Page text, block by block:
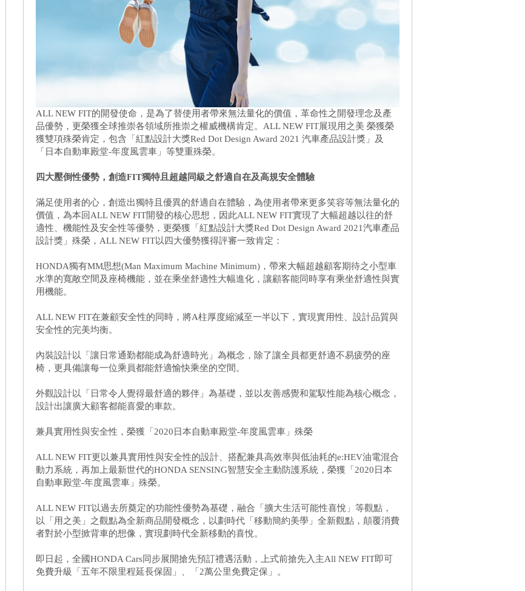
ALL NEW FIT的開發使命，是為了替使用者帶來無法量化的價值，革命性之開發理念及產
品優勢，更榮獲全球推崇各領域所推崇之權威機構肯定。ALL NEW FIT展現用之美 榮獲榮
獲雙項殊榮肯定，包含「紅點設計大獎Red Dot Design Award 2021 汽車產品設計獎」及
「日本自動車殿堂-年度風雲車」等雙重殊榮。
四大壓倒性優勢，創造FIT獨特且超越同級之舒適自在及高規安全體驗
滿足使用者的心，創造出獨特且優異的舒適自在體驗，為使用者帶來更多笑容等無法量化的
價值，為本回ALL NEW FIT開發的核心思想，因此ALL NEW FIT實現了大幅超越以往的舒
適性、機能性及安全性等優勢，更榮獲「紅點設計大獎Red Dot Design Award 2021汽車產品
設計獎」殊榮，ALL NEW FIT以四大優勢獲得評審一致肯定：
HONDA獨有MM思想(Man Maximum Machine Minimum)，帶來大幅超越顧客期待之小型車
水準的寬敞空間及座椅機能，並在乘坐舒適性大幅進化，讓顧客能同時享有乘坐舒適性與實
用機能。
ALL NEW FIT在兼顧安全性的同時，將A柱厚度縮減至一半以下，實現實用性、設計品質與
安全性的完美均衡。
內裝設計以「讓日常通勤都能成為舒適時光」為概念，除了讓全員都更舒適不易疲勞的座
椅，更具備讓每一位乘員都能舒適愉快乘坐的空間。
外觀設計以「日常令人覺得最舒適的夥伴」為基礎，並以友善感覺和駕馭性能為核心概念，
設計出讓廣大顧客都能喜愛的車款。
兼具實用性與安全性，榮獲「2020日本自動車殿堂-年度風雲車」殊榮
ALL NEW FIT更以兼具實用性與安全性的設計、搭配兼具高效率與低油耗的e:HEV油電混合
動力系統，再加上最新世代的HONDA SENSING智慧安全主動防護系統，榮獲「2020日本
自動車殿堂-年度風雲車」殊榮。
ALL NEW FIT以過去所奠定的功能性優勢為基礎，融合「擴大生活可能性喜悅」等觀點，
以「用之美」之觀點為全新商品開發概念，以劃時代「移動簡約美學」全新觀點，顛覆消費
者對於小型掀背車的想像，實現劃時代全新移動的喜悅。
即日起，全國HONDA Cars同步展開搶先預訂禮遇活動，上式前搶先入主All NEW FIT即可
免費升級「五年不限里程延長保固」、「2萬公里免費定保」。